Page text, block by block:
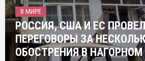
В МИРЕ
РОССИЯ, США И ЕС
ПЕРЕГОВОРЫ ЗА
ОБОСТРЕНИЯ В НАГОРНОМ